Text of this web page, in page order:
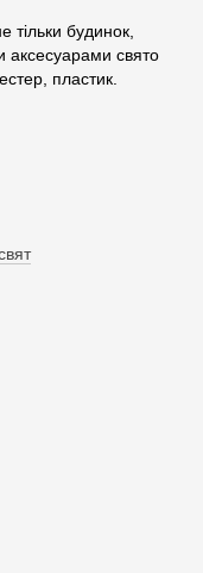
тільки будинок,
аксесуарами свято
пластик.